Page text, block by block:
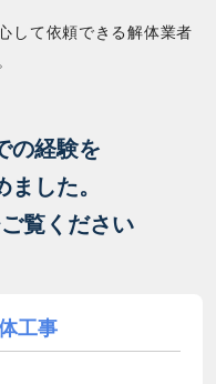
して依頼できる解体業者
の経験を
した。
覧ください
工事